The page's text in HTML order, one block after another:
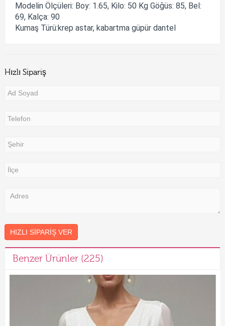
Modelin Ölçüleri: Boy: 1.65, Kilo: 50 Kg Göğüs: 85, Bel:
69, Kalça: 90
Kumaş Türü:krep astar, kabartma güpür dantel
Hızlı Sipariş
HIZLI SIPARIŞ VER
Benzer Ürünler (225)